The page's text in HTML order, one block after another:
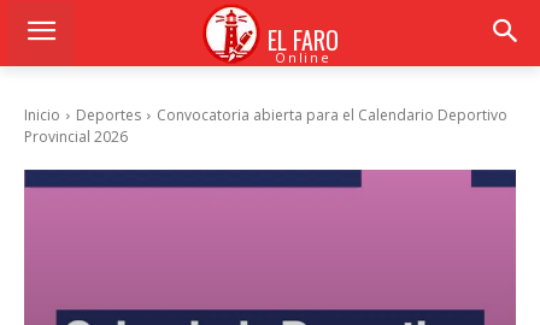
EL FARO
Online
Inicio Deportes
Convocatoria abierta para el Calendario Deportivo
Provincial 2026